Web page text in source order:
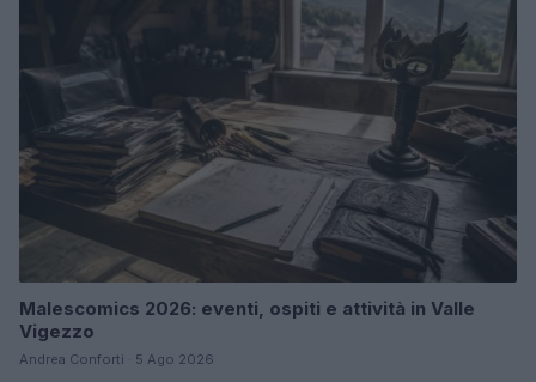
Malescomics 2026: eventi, ospiti e attività in Valle
Vigezzo
Andrea Conforti · 5 Ago 2026